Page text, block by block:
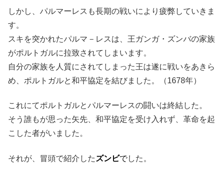
しかし、パルマーレスも長期の戦いにより疲弊していきま
す。
スキを突かれたパルマ－レスは、王ガンガ・ズンバの家族
がポルトガルに拉致されてしまいます。
自分の家族を人質にされてしまった王は遂に戦いをあきら
め、ポルトガルと和平協定を結びました。（1678年）
これにてポルトガルとパルマーレスの闘いは終結した。
そう誰もが思った矢先、和平協定を受け入れず、革命を起
こした者がいました。
それが、冒頭で紹介した ズンビでした。